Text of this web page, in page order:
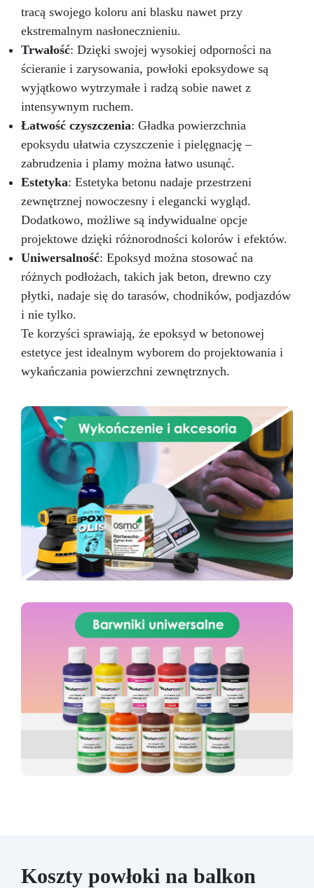
tracą swojego koloru ani blasku nawet przy
ekstremalnym nasłonecznieniu.
Trwałość: Dzięki swojej wysokiej odporności na
ścieranie i zarysowania, powłoki epoksydowe są
wyjątkowo wytrzymałe i radzą sobie nawet z
intensywnym ruchem.
Łatwość czyszczenia: Gładka powierzchnia
epoksydu ułatwia czyszczenie i pielęgnację –
zabrudzenia i plamy można łatwo usunąć.
Estetyka: Estetyka betonu nadaje przestrzeni
zewnętrznej nowoczesny i elegancki wygląd.
Dodatkowo, możliwe są indywidualne opcje
projektowe dzięki różnorodności kolorów i efektów.
Uniwersalność: Epoksyd można stosować na
różnych podłożach, takich jak beton, drewno czy
płytki, nadaje się do tarasów, chodników, podjazdów
i nie tylko.
Te korzyści sprawiają, że epoksyd w betonowej
estetyce jest idealnym wyborem do projektowania i
wykańczania powierzchni zewnętrznych.
Koszty powłoki na balkon